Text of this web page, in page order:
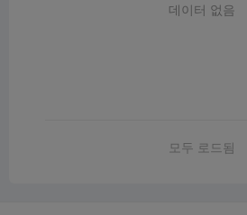
데이터 없음
모두 로드됨